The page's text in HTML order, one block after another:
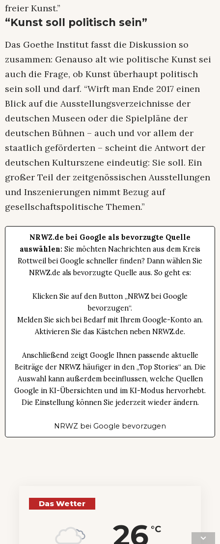
freier Kunst.”
“Kunst soll politisch sein”
Das Goethe Institut fasst die Diskussion so
zusammen: Genauso alt wie politische Kunst sei
auch die Frage, ob Kunst überhaupt politisch
sein soll und darf. “Wirft man Ende 2017 einen
Blick auf die Ausstellungsverzeichnisse der
deutschen Museen oder die Spielpläne der
deutschen Bühnen – auch und vor allem der
staatlich geförderten – scheint die Antwort der
deutschen Kulturszene eindeutig: Sie soll. Ein
großer Teil der zeitgenössischen Ausstellungen
und Inszenierungen nimmt Bezug auf
gesellschaftspolitische Themen.”
NRWZ.de bei Google als bevorzugte Quelle
auswählen: Sie möchten Nachrichten aus dem Kreis
Rottweil bei Google schneller finden? Dann wählen Sie
NRWZ.de als bevorzugte Quelle aus. So geht es:
Klicken Sie auf den Button „NRWZ bei Google
bevorzugen“.
Melden Sie sich bei Bedarf mit Ihrem Google-Konto an.
Aktivieren Sie das Kästchen neben NRWZ.de.
Anschließend zeigt Google Ihnen passende aktuelle
Beiträge der NRWZ häufiger in den „Top Stories“ an. Die
Auswahl kann außerdem beeinflussen, welche Quellen
Google in KI-Übersichten und im KI-Modus hervorhebt.
Die Einstellung können Sie jederzeit wieder ändern.
NRWZ bei Google bevorzugen
Das Wetter
26 °C